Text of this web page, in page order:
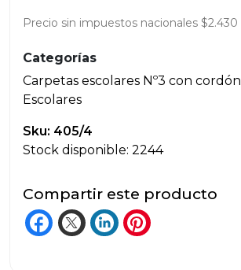
Precio sin impuestos nacionales $2.430
Categorías
Carpetas escolares Nº3 con cordón
Escolares
Sku: 405/4
Stock disponible: 2244
Compartir este producto